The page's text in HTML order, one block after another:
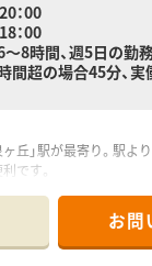
：00
：00
8時間、週5日の勤
超の場合45分、実
丘」駅が最寄り。駅よ
です。
超える調剤薬局・ドラ
お問